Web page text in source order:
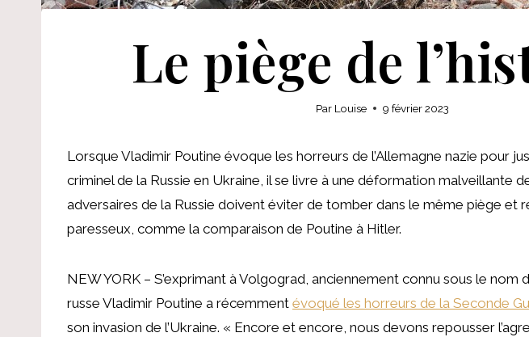
Le piège de
Par Louise 9 février 2023
Lorsque Vladimir Poutine évoque les horreurs de l’Allemagne nazie pour
criminel de la Russie en Ukraine, il se livre à une déformation malveillante
adversaires de la Russie doivent éviter de tomber dans le même piège et
paresseux, comme la comparaison de Poutine à Hitler.
NEW YORK – S’exprimant à Volgograd, anciennement connu sous le nom
russe Vladimir Poutine a récemment évoqué les horreurs de la Seconde
son invasion de l’Ukraine. « Encore et encore, nous devons repousser